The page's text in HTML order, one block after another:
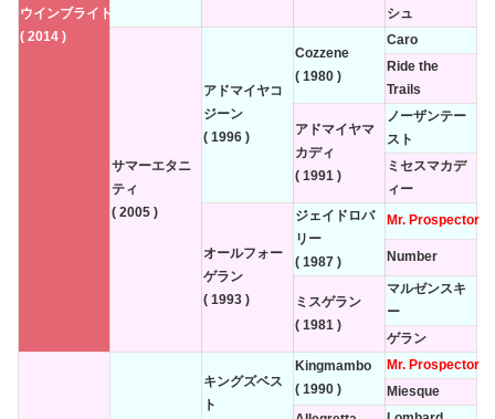
ウインブライト
( 2014 )
シュ
サマーエタニ
ティ
( 2005 )
アドマイヤコ
ジーン
( 1996 )
Cozzene
( 1980 )
Caro
Ride the
Trails
アドマイヤマ
カディ
( 1991 )
ノーザンテー
スト
ミセスマカデ
ィー
オールフォー
ゲラン
( 1993 )
ジェイドロバ
リー
( 1987 )
Mr. Prospector
Number
ミスゲラン
( 1981 )
マルゼンスキ
ー
ゲラン
キングズベス
ト
Kingmambo
( 1990 )
Mr. Prospector
Miesque